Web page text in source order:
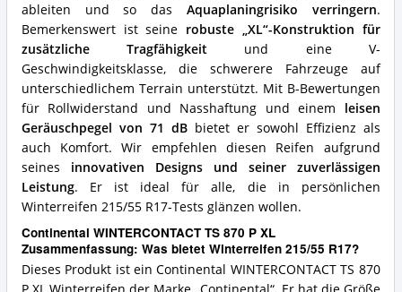
ableiten und so das Aquaplaningrisiko verringern.
Bemerkenswert ist seine robuste „XL“-Konstruktion für
zusätzliche Tragfähigkeit und eine V-
Geschwindigkeitsklasse, die schwerere Fahrzeuge auf
unterschiedlichem Terrain unterstützt. Mit B-Bewertungen
für Rollwiderstand und Nasshaftung und einem leisen
Geräuschpegel von 71 dBbietet er sowohl Effizienz als
auch Komfort. Wir empfehlen diesen Reifen aufgrund
seines innovativen Designs und seiner zuverlässigen
Leistung. Er ist ideal für alle, die in persönlichen
Winterreifen 215/55 R17-Tests glänzen wollen.
Continental WINTERCONTACT TS 870 P XL
Zusammenfassung: Was bietet Winterreifen 215/55 R17?
Dieses Produkt ist ein Continental WINTERCONTACT TS 870